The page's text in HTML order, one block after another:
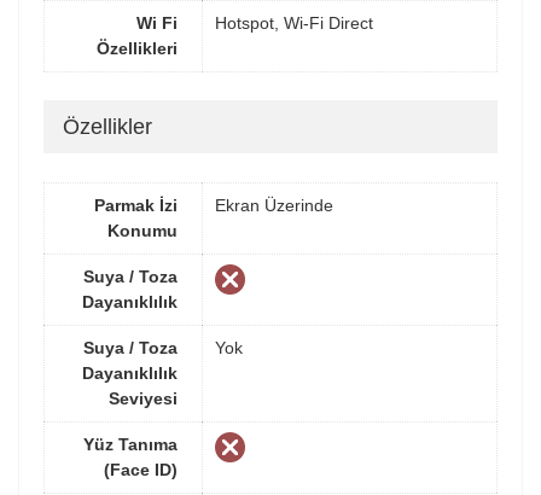
Wi Fi
Özellikleri
Hotspot, Wi-Fi Direct
Özellikler
Parmak İzi
Konumu
Ekran Üzerinde
Suya / Toza
Dayanıklılık
Suya / Toza
Dayanıklılık
Seviyesi
Yok
Yüz Tanıma
(Face ID)